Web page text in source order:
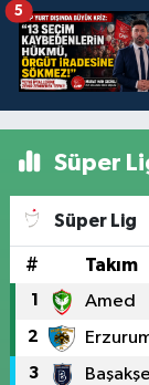
5
Süper
Süper Lig
# Takım
1 Amed
2
3